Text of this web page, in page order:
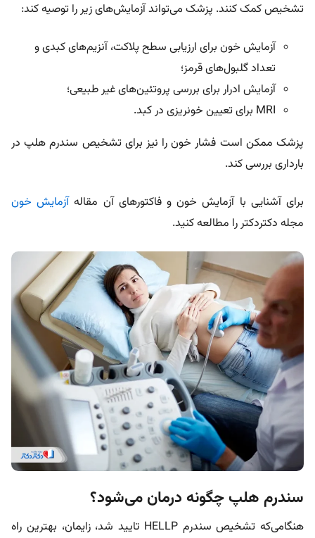
تشخیص کمک کنند. پزشک می‌تواند آزمایش‌های زیر را توصیه کند:
آزمایش خون برای ارزیابی سطح پلاکت، آنزیم‌های کبدی و
تعداد گلبول‌های قرمز؛
آزمایش ادرار برای بررسی پروتئین‌های غیر طبیعی؛
MRI برای تعیین خونریزی در کبد.
پزشک ممکن است فشار خون را نیز برای تشخیص سندرم هلپ در
بارداری بررسی کند.
برای آشنایی با آزمایش خون و فاکتورهای آن مقالهآزمایش خون
مجله دکتردکتر را مطالعه کنید.
سندرم هلپ چگونه درمان می‌شود؟
هنگامی‌که تشخیص سندرم HELLP تایید شد، زایمان، بهترین راه